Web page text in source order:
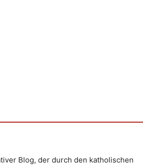
Blog, der durch den katholischen